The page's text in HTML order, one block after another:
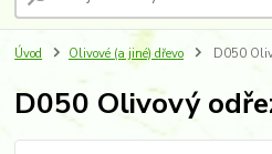
Úvod Olivové (a jiné) dřevo D050
D050 Olivový